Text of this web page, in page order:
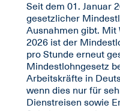
Seit dem 01. Januar
gesetzlicher
Ausnahmen gibt. Mit
2026 ist der
pro Stunde erneut
Mindestlohngesetz
Arbeitskräfte in
wenn dies nur für
Dienstreisen sowie